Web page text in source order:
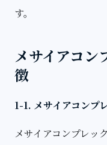
す。
メサイアコン
徴
1-1. メサイアコンプ
メサイアコンプレッ